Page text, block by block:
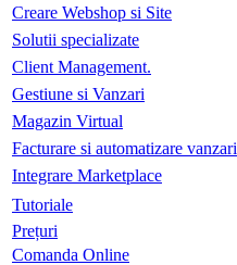
Creare Webshop si Site
Solutii specializate
Client Management.
Gestiune si Vanzari
Magazin Virtual
Facturare si automatizare vanzari
Integrare Marketplace
Tutoriale
Prețuri
Comanda Online